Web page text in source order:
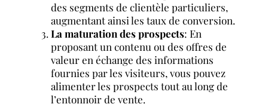
des segments de clientèle particuliers,
augmentant ainsi les taux de conversion.
La maturation des prospects: En
proposant un contenu ou des offres de
valeur en échange des informations
fournies par les visiteurs, vous pouvez
alimenter les prospects tout au long de
l’entonnoir de vente.